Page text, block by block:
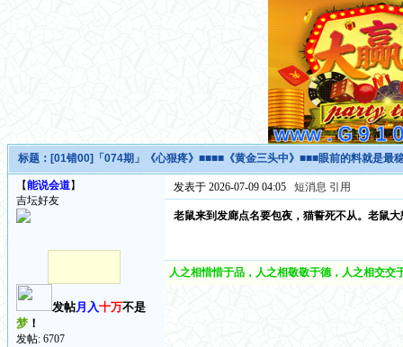
标题： [01错00]「074期」《心狠疼》■■■■《黄金三头中》■■■眼前的料就是最
【能说会道】
吉坛好友
发帖月入十万不是
梦！
发帖: 6707
发表于 2026-07-09 04:05 短消息 引用
老鼠来到发廊点名要包夜，猫誓死不从。老鼠
人之相惜惜于品，人之相敬敬于德，人之相交